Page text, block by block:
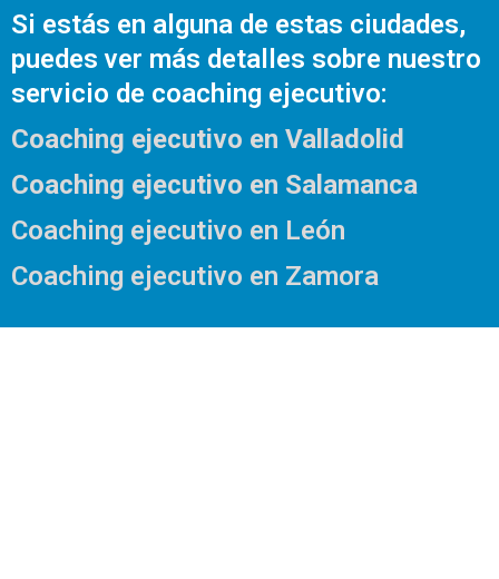
Si estás en alguna de estas ciudades,
puedes ver más detalles sobre nuestro
servicio de coaching ejecutivo:
Coaching ejecutivo en Valladolid
Coaching ejecutivo en Salamanca
Coaching ejecutivo en León
Coaching ejecutivo en Zamora